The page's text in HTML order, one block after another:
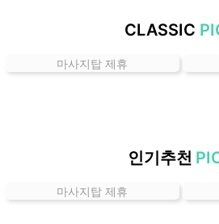
위
샵
CLASSIC
마사지탑 제휴
인기추천
마사지탑 제휴